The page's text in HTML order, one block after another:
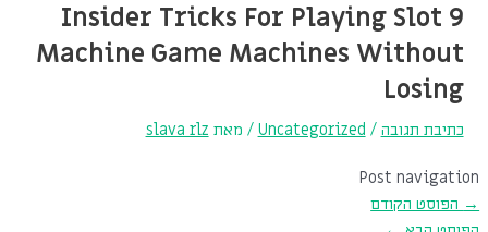
9 Insider Tricks For Playing Slot
Machine Game Machines Without
Losing
כתיבת תגובה /
Uncategorized / מאת slava rlz
Post navigation
→ הפוסט הקודם